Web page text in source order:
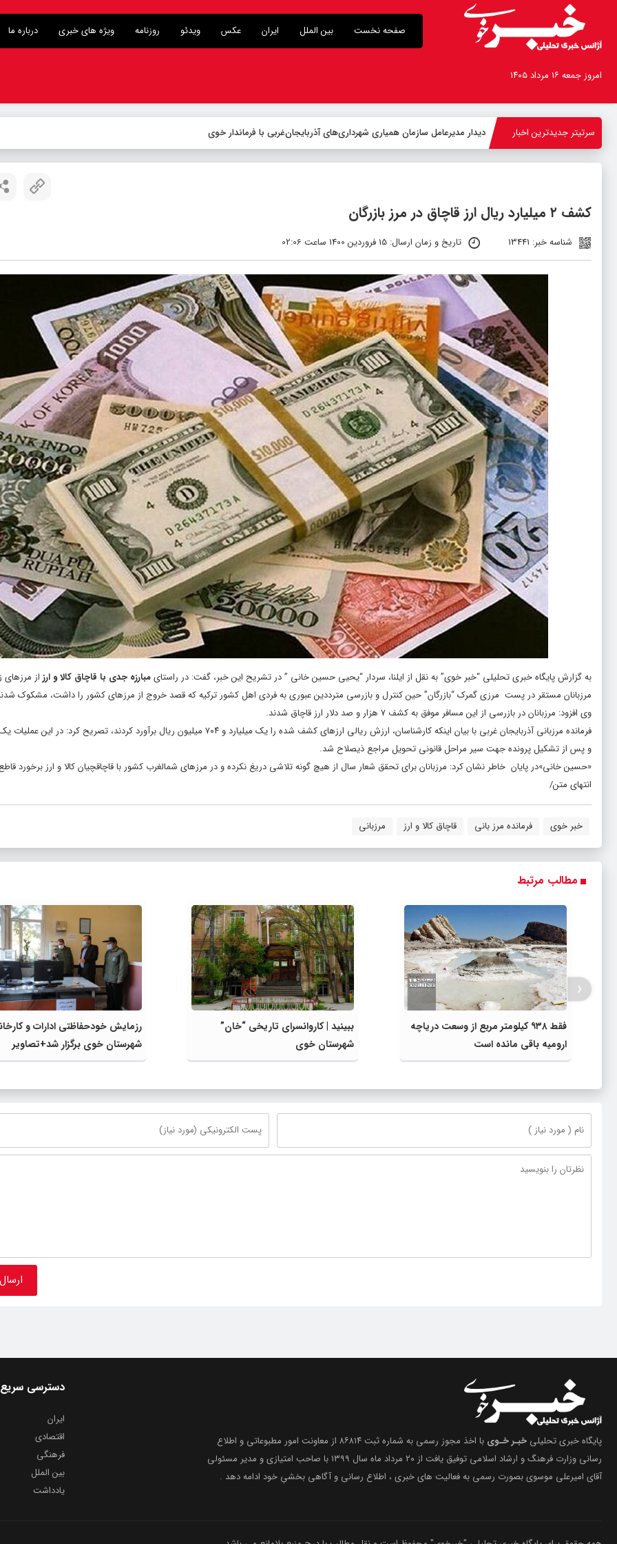
صفحه نخست بین الملل ایران عکس ویدئو روزنامه ویژه های خبری درباره ما
امروز جمعه ۱۶ مرداد ۱۴۰۵
سرتیتر جدیدترین اخبار -
کشف ۲ میلیارد ریال ارز قاچاق در مرز بازرگان
شناسه خبر: 13441 تاریخ و زمان ارسال: 15 فروردین 1400 ساعت 02:06
به گزارش پایگاه خبری تحلیلی “خبر خوی” به نقل از ایلنا، سردار “یحیی حسین خانی ” در تشریح این خبر، گفت: در راستایمبارزه جدی با قاچاق کالا و ارز از مرزهای
مرزبانان مستقر در پست مرزی گمرک “بازرگان” حین کنترل و بازرسی مترددین عبوری به فردی اهل کشور ترکیه که قصد خروج از مرزهای کشور را داشت، مشکوک
وی افزود: مرزبانان در بازرسی از این مسافر موفق به کشف ۷ هزار و صد دلار ارز قاچاق شدند.
فرمانده مرزبانی آذربایجان غربی با بیان اینکه کارشناسان، ارزش ریالی ارزهای کشف شده را یک میلیارد و ۷۰۴ میلیون ریال برآورد کردند، تصریح
و پس از تشکیل پرونده جهت سیر مراحل قانونی تحویل مراجع ذیصلاح شد.
«حسین خانی»در پایان خاطر نشان کرد: مرزبانان برای تحقق شعار سال از هیچ گونه تلاشی دریغ نکرده و در مرزهای شمالغرب کشور با قاچاقچیان کالا و ارز برخورد
انتهای متن/
خبر خوی فرمانده مرز بانی قاچاق کالا و ارز مرزبانی
مطالب مرتبط
فقط ۹۳۸ کیلومتر مربع از وسعت دریاچه
ارومیه باقی مانده است
ببینید | کاروانسرای تاریخی “خان”
شهرستان خوی
رزمایش خودحفاظتی ادارات و
شهرستان خوی برگزار شد+تصاویر
‹
پایگاه خبری تحلیلی خبـر خـوی
با اخذ مجوز رسمی به شماره ثبت ۸۶۸۱۴ از معاونت امور مطبوعاتی و اطلاع
رسانی وزارت فرهنگ و ارشاد اسلامی توفیق یافت از ۲۰ مرداد ماه سال ۱۳۹۹ با صاحب امتیازی و مدیر مسئولی
آقای امیرعلی موسوی بصورت رسمی به فعالیت های خبری ، اطلاع رسانی و آگاهی بخشیِ خود ادامه دهد .
دسترسی سریع
ایران
اقتصادی
فرهنگی
بین الملل
یادداشت